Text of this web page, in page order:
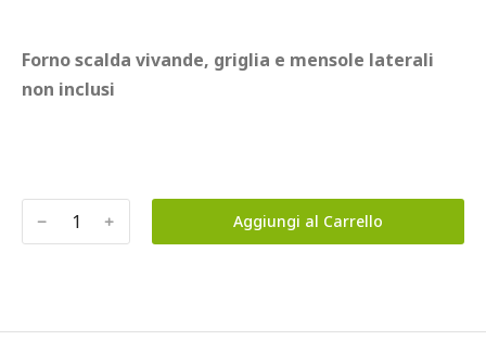
Forno scalda vivande, griglia e mensole laterali
non inclusi
﹣ ﹢ Aggiungi al Carrello